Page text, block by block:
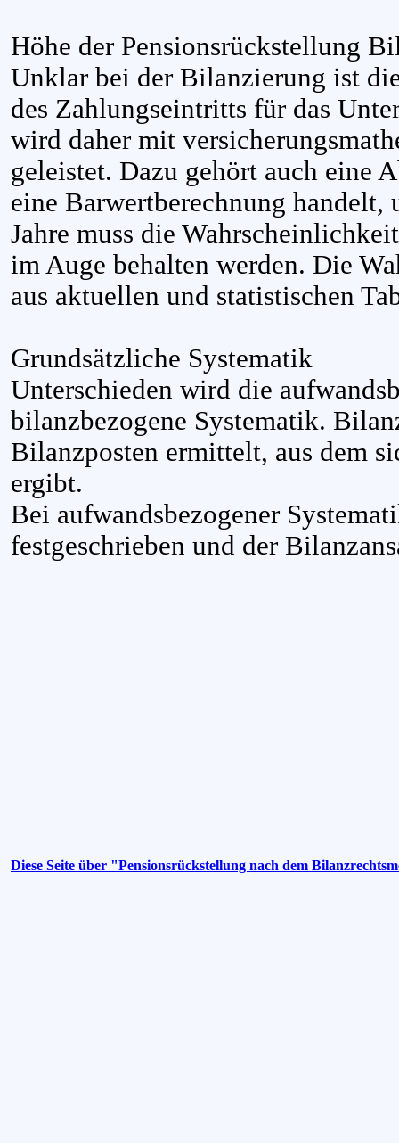
Höhe der Pensionsrückstellung
Unklar bei der Bilanzierung ist
des Zahlungseintritts für das
wird daher mit
geleistet. Dazu gehört auch eine
eine Barwertberechnung
Jahre muss die
im Auge behalten werden. Die
aus aktuellen und statistischen
Grundsätzliche Systematik
Unterschieden wird die
bilanzbezogene Systematik.
Bilanzposten ermittelt, aus dem
ergibt.
Bei aufwandsbezogener
festgeschrieben und der
Diese Seite über "Pensionsrückstellung nach dem